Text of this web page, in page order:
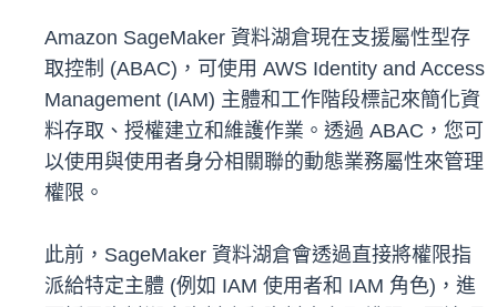
Amazon SageMaker 資料湖倉現在支援屬性型存
取控制 (ABAC)，可使用 AWS Identity and Access
Management (IAM) 主體和工作階段標記來簡化資
料存取、授權建立和維護作業。透過 ABAC，您可
以使用與使用者身分相關聯的動態業務屬性來管理
權限。
此前，SageMaker 資料湖倉會透過直接將權限指
派給特定主體 (例如 IAM 使用者和 IAM 角色)，進